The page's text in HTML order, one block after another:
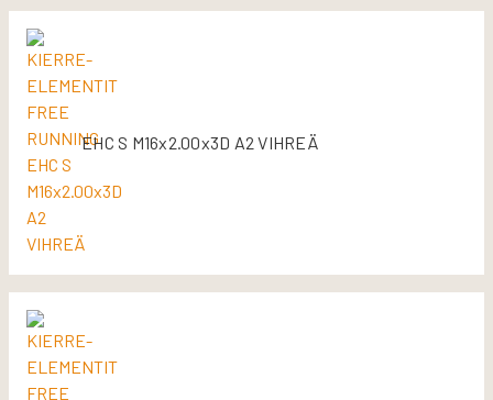
EHC S M16x2.00x3D A2 VIHREÄ